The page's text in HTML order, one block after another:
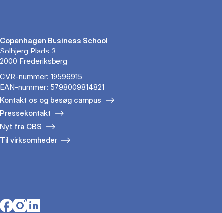
Copenhagen Business School
Solbjerg Plads 3
2000 Frederiksberg
CVR-nummer: 19596915
EAN-nummer: 5798009814821
Kontakt os og besøg campus
Pressekontakt
Nyt fra CBS
Til virksomheder
Opens in a new tab
Opens in a new tab
Opens in a new tab